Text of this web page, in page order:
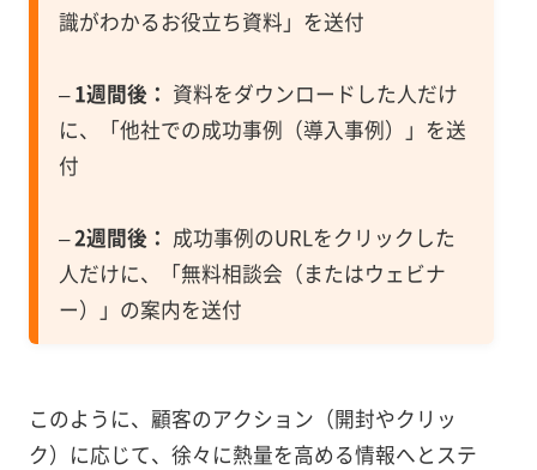
識がわかるお役立ち資料」を送付
–1週間後： 資料をダウンロードした人だけ
に、「他社での成功事例（導入事例）」を送
付
–2週間後： 成功事例のURLをクリックした
人だけに、「無料相談会（またはウェビナ
ー）」の案内を送付
このように、顧客のアクション（開封やクリッ
ク）に応じて、徐々に熱量を高める情報へとステ